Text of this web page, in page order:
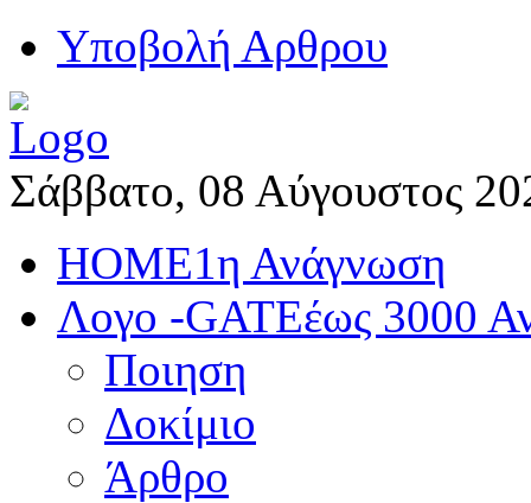
Yποβολή Αρθρου
Σάββατο, 08 Αύγουστος
HOME1η Ανάγνωση
Λογο -GATEέως 3000
Ποιηση
Δοκίμιο
Άρθρο